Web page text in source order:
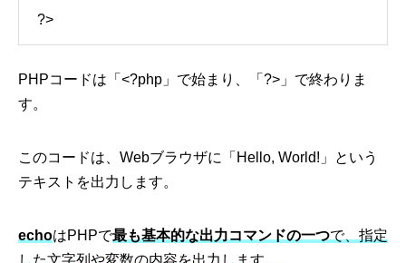
?>
PHPコードは「<?php」で始まり、「?>」で終わりま
す。
このコードは、Webブラウザに「Hello, World!」という
テキストを出力します。
echoはPHPで最も基本的な出力コマンドの一つで、指定